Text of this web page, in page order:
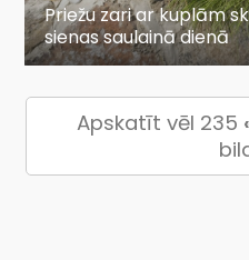
Priežu zari ar kuplām
sienas saulainā dienā
Apskatīt vēl 235